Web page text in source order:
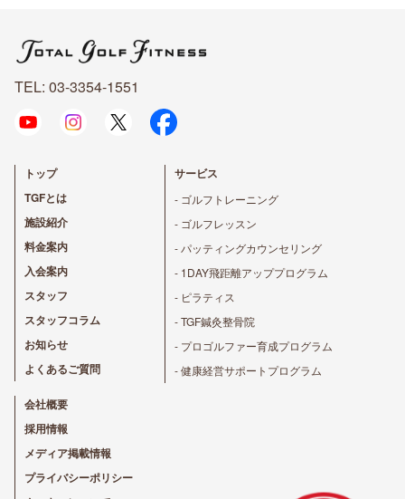
TEL: 03-3354-1551
トップ
TGFとは
施設紹介
料金案内
入会案内
スタッフ
スタッフコラム
お知らせ
よくあるご質問
サービス
- ゴルフトレーニング
- ゴルフレッスン
- パッティングカウンセリング
- 1DAY飛距離アッププログラム
- ピラティス
- TGF鍼灸整骨院
- プロゴルファー育成プログラム
- 健康経営サポートプログラム
会社概要
採用情報
メディア掲載情報
プライバシーポリシー